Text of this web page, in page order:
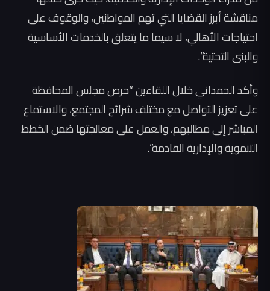
مناقشة أبرز القضايا التي تهم المواطنين، والوقوف على
احتياجات الأهالي، لا سيما ما يتعلق بالخدمات الأساسية
والبنى التحتية”.
وأكد الحمداني خلال اللقاءين “حرص مجلس المحافظة
على تعزيز التواصل مع مختلف شرائح المجتمع، والاستماع
المباشر إلى مطالبهم، والعمل على معالجتها ضمن الخطط
التنموية والإدارية القادمة”.